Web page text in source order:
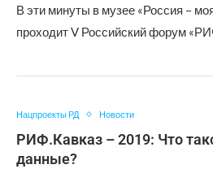
В эти минуты в музее «Россия –
проходит V Российский форум
Нацпроекты РД Новости
РИФ.Кавказ – 2019: Что
данные?